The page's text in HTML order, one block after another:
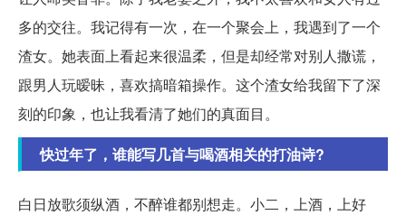
多的交往。我记得有一次，在一个聚会上，我遇到了一个
渣女。她表面上看起来很温柔，但是却经常对别人撒谎，
跟男人玩暧昧，喜欢搞暗箱操作。这个渣女给我留下了深
刻的印象，也让我看清了她们的真面目。
快过年了，谁能写几首与喝酒相关的打油诗?
白日放歌须纵酒，不醉谁都别想走。小二，上酒，上好